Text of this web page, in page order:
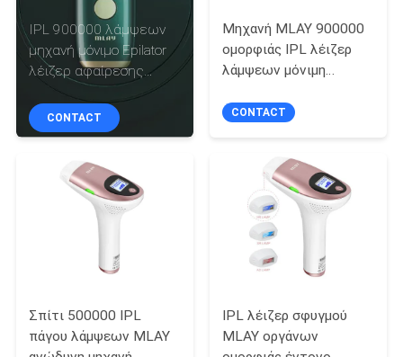
ΈΛΕΓΧΟΣ
ΜΑΣ
ΕΛΆΤΕ
ΣΕ
ΕΠΑΦΉ
ΑΠΌΣΠΑΣΜΑ
IPL 900000 λάμψεων
μηχανή μόνιμο Epilator
λέιζερ αφαίρεσης
CONTACT
Μηχανή MLAY 900000
ομορφιάς IPL λέιζερ
λάμψεων μόνιμη
CONTACT
Σπίτι 500000 IPL
πάγου λάμψεων MLAY
IPL λέιζερ σφυγμού
MLAY οργάνων